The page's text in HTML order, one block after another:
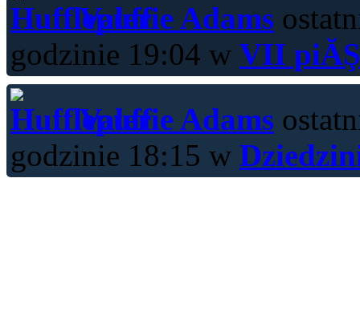
Valerie Adams
godzinie 19:04 w VII
Valerie Adams
godzinie 18:15 w